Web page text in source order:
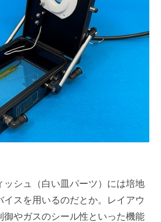
ッシュ（白い皿パーツ）には培地
イスを用いるのだとか。レイアウ
御やガスのシール性といった機能